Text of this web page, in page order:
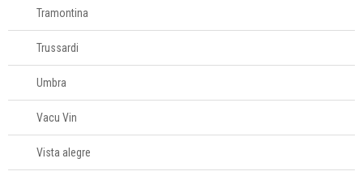
Tramontina
Trussardi
Umbra
Vacu Vin
Vista alegre